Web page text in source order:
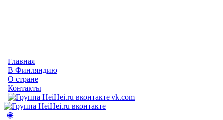
Главная
В Финляндию
О стране
Контакты
vk.com
🌐